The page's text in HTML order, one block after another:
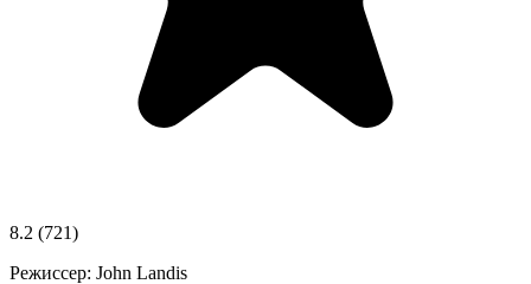
8.2 (721)
Режиссер: John Landis